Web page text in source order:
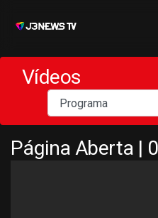
Vídeos
Página Aberta |